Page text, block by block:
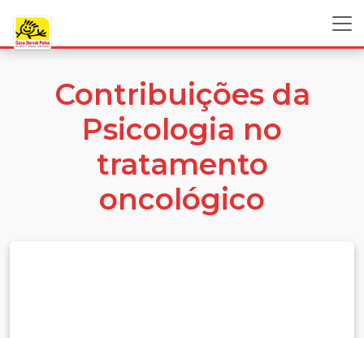
Contribuições da
Psicologia no
tratamento
oncológico